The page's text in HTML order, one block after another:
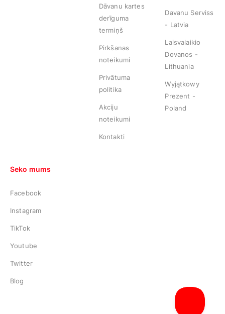
Dāvanu kartes
derīguma
termiņš
Pirkšanas
noteikumi
Privātuma
politika
Akciju
noteikumi
Kontakti
Davanu Serviss
- Latvia
Laisvalaikio
Dovanos -
Lithuania
Wyjątkowy
Prezent -
Poland
Seko mums
Facebook
Instagram
TikTok
Youtube
Twitter
Blog